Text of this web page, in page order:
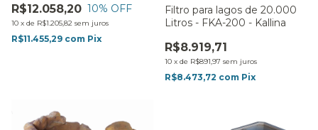
R$12.058,20 10% OFF
10 x de R$1.205,82 sem juros
R$11.455,29 com Pix
Filtro para lagos de 20.000
Litros - FKA-200 - Kallina
R$8.919,71
10 x de R$891,97 sem juros
R$8.473,72 com Pix